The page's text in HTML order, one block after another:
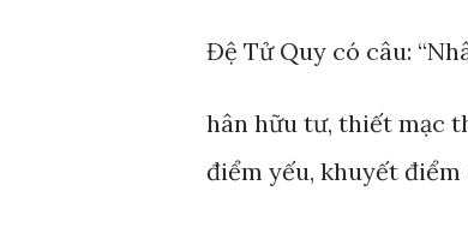
Đệ Tử Quy có câu:
hân hữu tư, thiết mạc
điểm yếu, khuyết điểm